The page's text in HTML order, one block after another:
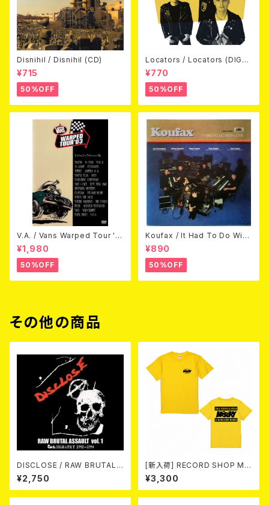
Disnihil / Disnihil (CD)
¥715
50%OFF
Locators / Locators (DIGPA
CK CD)
¥770
50%OFF
V.A. / Vans Warped Tour '0
3 (DVD)
¥1,980
50%OFF
Koufax / It Had To Do With
Love (CD)
¥890
50%OFF
その他の商品
DISCLOSE / RAW BRUTAL
ASSAULT Vol.1 : DISCOGRA
PHY 1992-1994 (2CD)
¥2,750
[新入荷] RECORD SHOP MIS
ERY / 33th anniversary T-s
hirts (yellow ①)
¥3,300